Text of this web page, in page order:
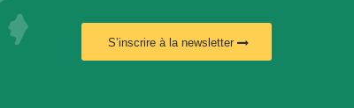
S’inscrire à la newsletter